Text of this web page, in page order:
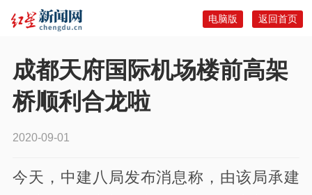
返回首页
电脑版
成都天府国际机场楼前高架
桥顺利合龙啦
2020-09-01
今天，中建八局发布消息称，由该局承建